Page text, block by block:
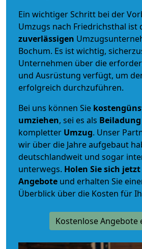
Ein wichtiger Schritt bei der
Umzugs nach Friedrichsthal ist
zuverlässigen
Bochum. Es ist wichtig,
Unternehmen über die
und Ausrüstung verfügt, um
erfolgreich durchzuführen.
Bei uns können Sie
umziehen, sei es als Beiladung
kompletter Umzug. Unser
wir über die Jahre aufgebaut
deutschlandweit und sogar
unterwegs. Holen Sie sich
Angebote und erhalten Sie
Überblick über die Kosten für
Kostenlose Angebote